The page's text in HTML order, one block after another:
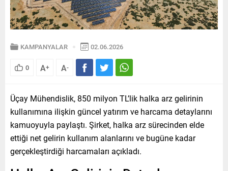
KAMPANYALAR 02.06.2026
0 A+ A-
Üçay Mühendislik, 850 milyon TL’lik halka arz gelirinin
kullanımına ilişkin güncel yatırım ve harcama detaylarını
kamuoyuyla paylaştı. Şirket, halka arz sürecinden elde
ettiği net gelirin kullanım alanlarını ve bugüne kadar
gerçekleştirdiği harcamaları açıkladı.